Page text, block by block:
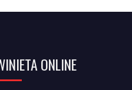
ONLINE